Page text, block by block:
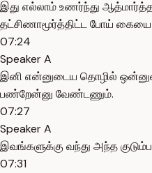
இது எல்லாம் உணர்ந்து
தட்சிணாமூர்த்திட்ட போய் கையை
07:24
Speaker A
இனி என்னுடைய தொழில்
பண்றேன்னு வேண்டணும்.
07:27
Speaker A
இவங்களுக்கு வந்து அந்த
07:31